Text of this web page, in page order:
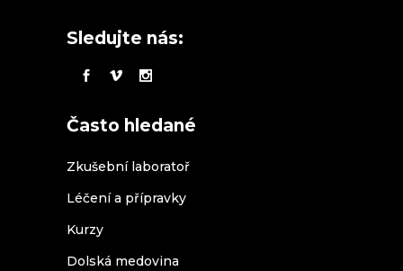
Sledujte nás:
Často hledané
Zkušební laboratoř
Léčení a přípravky
Kurzy
Dolská medovina